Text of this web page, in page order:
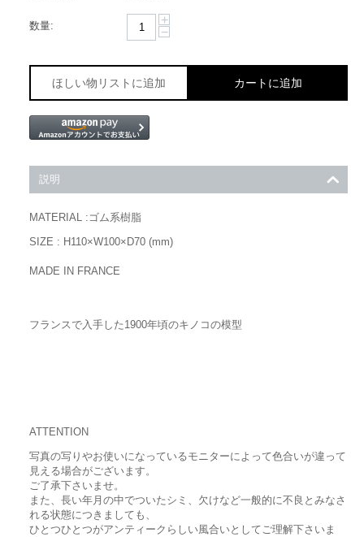
数量:
+
−
カートに追加
ほしい物リストに追加
説明
MATERIAL :ゴム系樹脂
SIZE : H110×W100×D70 (mm)
MADE IN FRANCE
フランスで入手した1900年頃のキノコの模型
ATTENTION
写真の写りやお使いになっているモニターによって色合いが違って
見える場合がございます。
ご了承下さいませ。
また、長い年月の中でついたシミ、欠けなど一般的に不良とみなさ
れる状態につきましても、
ひとつひとつがアンティークらしい風合いとしてご理解下さいま